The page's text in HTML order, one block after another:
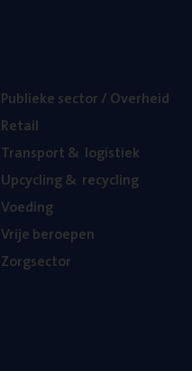
Publie­ke sec­tor / Overheid
Retail
Trans­port& logistiek
Upcy­cling& recycling
Voe­ding
Vrije beroe­pen
Zorg­sec­tor